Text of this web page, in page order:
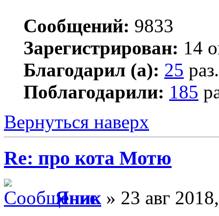
Сообщений: 9833
Зарегистрирован: 14
Благодарил (а): 25 раз.
Поблагодарили: 185
Вернуться наверх
Re: про кота Мотю
Яник» 23 авг